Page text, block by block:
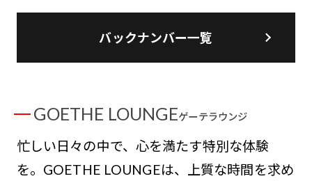
バックナンバー一覧
GOETHE LOUNGEゲーテラウンジ
忙しい日々の中で、心を満たす特別な体験
を。GOETHE LOUNGEは、上質な時間を求め